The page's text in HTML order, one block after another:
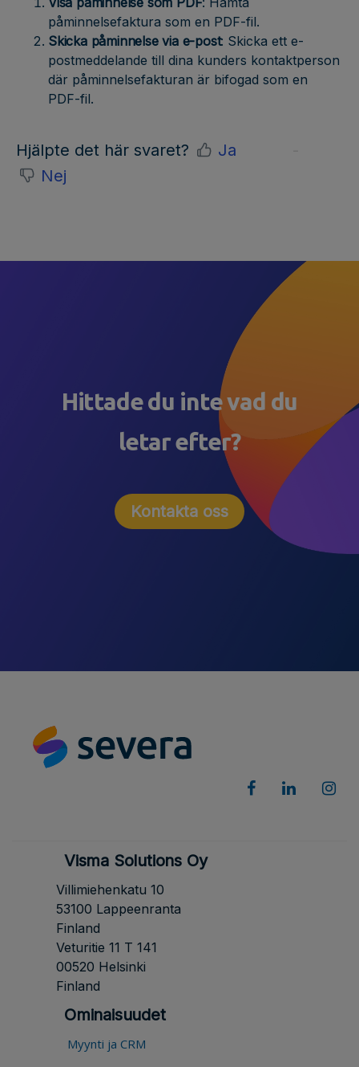
påminnelsefaktura som en PDF-fil.
Skicka påminnelse via e-post: Skicka ett e-
postmeddelande till dina kunders kontaktperson
där påminnelsefakturan är bifogad som en
PDF-fil.
Hjälpte det här svaret?
Ja
Nej
Hittade du inte vad du
letar efter?
Kontakta oss
Visma Solutions Oy
Villimiehenkatu 10
53100 Lappeenranta
Finland
Veturitie 11 T 141
00520 Helsinki
Finland
Ominaisuudet
Myynti ja CRM